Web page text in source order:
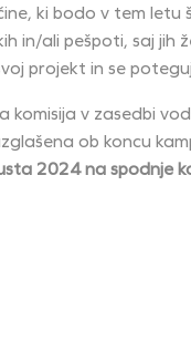
ki bodo v tem letu
in/ali pešpoti,saj jih
projekt in se
komisija v zasedbi
ob koncu
2024 na spodnje